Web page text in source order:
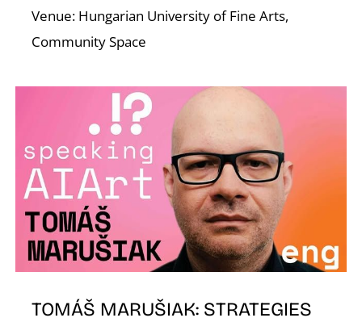
Venue: Hungarian University of Fine Arts,
Community Space
TOMÁŠ MARUŠIAK: STRATEGIES